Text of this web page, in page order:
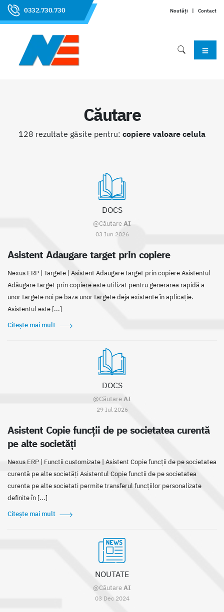
0332.730.730 Noutăți | Contact
Căutare
128 rezultate găsite pentru: copiere valoare celula
DOCS
@CăutareAI
03 Iun 2026
Asistent Adaugare target prin copiere
Nexus ERP | Targete | Asistent Adaugare target prin copiere Asistentul
Adăugare target prin copiere este utilizat pentru generarea rapidă a
unor targete noi pe baza unor targete deja existente în aplicație.
Asistentul este [...]
Citește mai mult
DOCS
@CăutareAI
29 Iul 2026
Asistent Copie funcții de pe societatea curentă
pe alte societăți
Nexus ERP | Functii customizate | Asistent Copie funcții de pe societatea
curentă pe alte societăți Asistentul Copie functii de pe societatea
curenta pe alte societati permite transferul funcțiilor personalizate
definite în [...]
Citește mai mult
NOUTATE
@CăutareAI
03 Dec 2024